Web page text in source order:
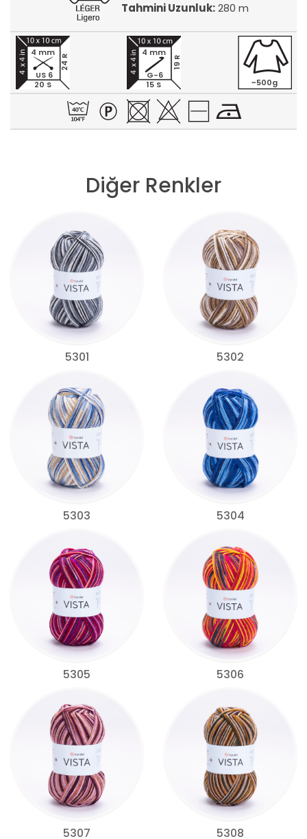
Tahmini Uzunluk:280 m
20 S
24 R
4 mm
US 6
15 S
19 R
4 mm
G-6
~500g
Diğer Renkler
5301 5302
5303 5304
5305 5306
5307 5308